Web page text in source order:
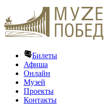
Билеты
Афиша
Онлайн
Музей
Проекты
Контакты